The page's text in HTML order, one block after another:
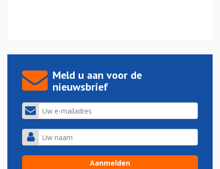
Meld u aan voor de
nieuwsbrief